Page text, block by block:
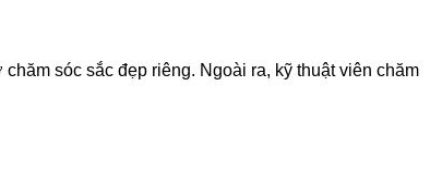
sóc sắc đẹp riêng. Ngoài ra, kỹ thuật viên chăm